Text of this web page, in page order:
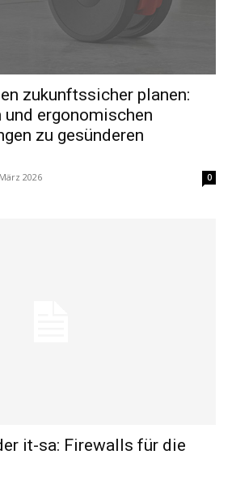
zukunftssicher planen:
ergonomischen
zu gesünderen
2026 0
it-sa: Firewalls für die